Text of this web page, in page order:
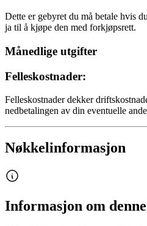
Dette er gebyret du må betale hvis
ja til å kjøpe den med forkjøpsrett.
Månedlige utgifter
Felleskostnader:
Felleskostnader dekker
nedbetalingen av din eventuelle
Nøkkelinformasjon
Informasjon om